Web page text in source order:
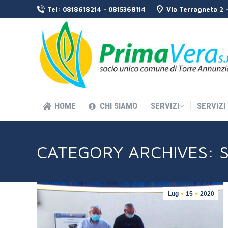
Tel: 0818618214 - 0815368114 Via Terragneta 2
HOME CHI SIAMO SERVIZI SERVIZI
CATEGORY ARCHIVES:
Lug 15 2020
HOME CHI SIAMO SERVIZI SERVIZI